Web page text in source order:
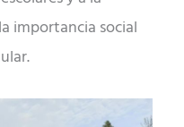
importancia social